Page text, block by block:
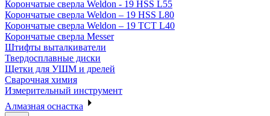
Корончатые сверла Weldon - 19 HSS L55
Корончатые сверла Weldon – 19 HSS L80
Корончатые сверла Weldon – 19 TCT L40
Корончатые сверла Messer
Штифты выталкиватели
Твердосплавные диски
Щетки для УШМ и дрелей
Сварочная химия
Измерительный инструмент
Алмазная оснастка